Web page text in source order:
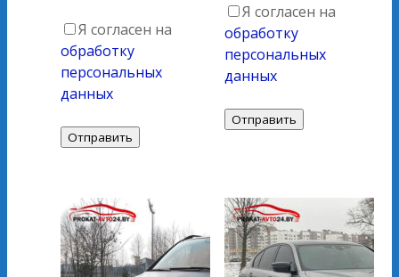
Я согласен на
обработку
персональных
данных
Я согласен на
обработку
персональных
данных